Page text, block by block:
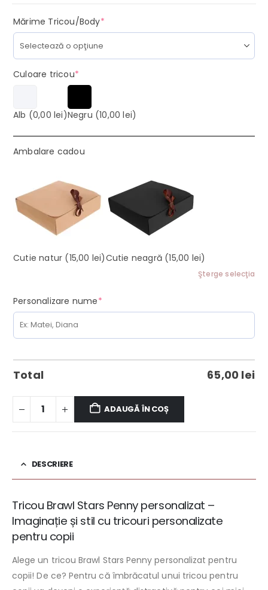
Mărime Tricou/Body*(required)
Culoare tricou*(required)
Alb (0,00 lei)Negru (10,00 lei)
Ambalare cadou
Cutie natur (15,00 lei)Cutie neagră (15,00 lei)
Şterge selecţia
Personalizare nume*(required)
Total 65,00 lei
ADAUGĂ ÎN COȘ
DESCRIERE
Tricou Brawl Stars Penny personalizat –
Imaginație și stil cu tricouri personalizate
pentru copii
Alege un tricou Brawl Stars Penny personalizat pentru
copii! De ce? Pentru că îmbrăcatul unui tricou pentru